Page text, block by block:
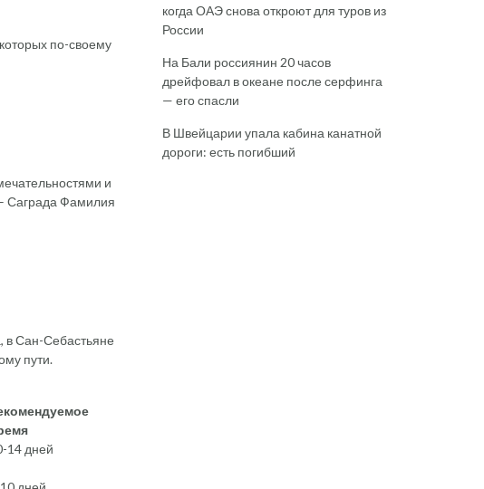
по-своему
и
Саграда Фамилия
в Сан-Себастьяне
пути.
14 дней
когда ОАЭ снова откроют для туров из
России
На Бали россиянин 20 часов
дрейфовал в океане после серфинга
— его спасли
В Швейцарии упала кабина канатной
дороги: есть погибший